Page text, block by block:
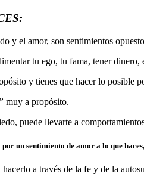
:
y el amor, son sentimientos
tu ego, tu fama, tener
y tienes que hacer lo posible
muy a propósito.
puede llevarte a
un sentimiento de amor a lo que
a través de la fe y de la